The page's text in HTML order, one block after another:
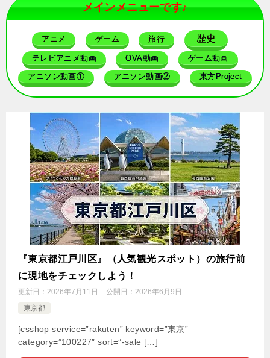
メインメニューです♪
アニメ ゲーム 旅行 歴史
テレビアニメ動画 OVA動画 ゲーム動画
アニソン動画① アニソン動画② 東方Project
『東京都江戸川区』（人気観光スポット）の旅行前
に現地をチェックしよう！
更新日： 2026年7月11日 公開日： 2026年6月9日
東京都
[csshop service=”rakuten” keyword=”東京”
category=”100227″ sort=”-sale […]